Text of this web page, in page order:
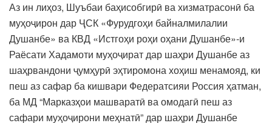
Аз ин лиҳоз, Шуъбаи баҳисобгирӣ ва хизматрасонӣ ба
муҳоҷирон дар ҶСК «Фурудгоҳи байналмилалии
Душанбе» ва КВД «Истгоҳи роҳи оҳани Душанбе»-и
Раёсати Хадамоти муҳоҷират дар шаҳри Душанбе аз
шаҳрвандони ҷумҳурӣ эҳтиромона хоҳиш менамояд, ки
пеш аз сафар ба кишвари Федератсияи Россия ҳатман,
ба МД “Марказҳои машваратӣ ва омодагӣ пеш аз
сафари муҳоҷирони меҳнатӣ” дар шаҳри Душанбе